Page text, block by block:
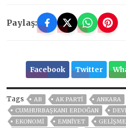
Paylaş:
Facebook Twitter
Tags AB AK PARTİ ANKARA
CUMHURBAŞKANI ERDOĞAN
EKONOMİ
EMNİYET